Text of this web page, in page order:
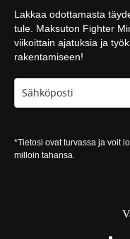
Lakkaa odottamasta
tule. Maksuton Fighter
viikoittain ajatuksia ja
rakentamiseen!
*Tietosi ovat turvassa ja voit
milloin tahansa.